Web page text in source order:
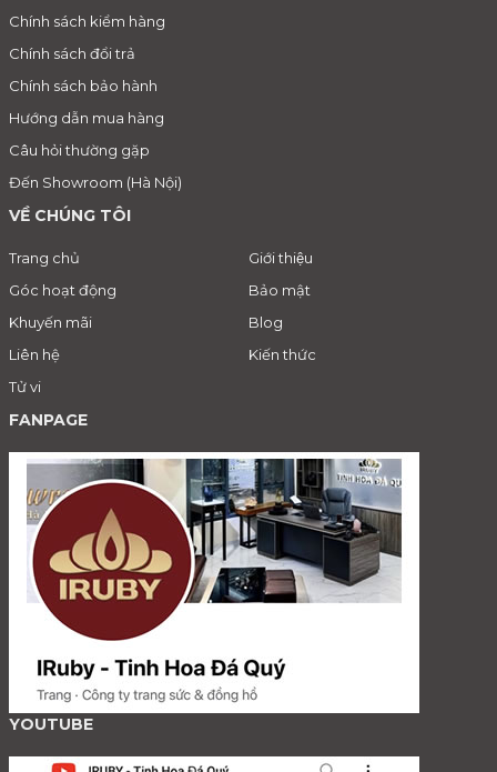
Chính sách kiểm hàng
Chính sách đổi trả
Chính sách bảo hành
Hướng dẫn mua hàng
Câu hỏi thường gặp
Đến Showroom (Hà Nội)
VỀ CHÚNG TÔI
Trang chủ
Giới thiệu
Góc hoạt động
Bảo mật
Khuyến mãi
Blog
Liên hệ
Kiến thức
Tử vi
FANPAGE
YOUTUBE